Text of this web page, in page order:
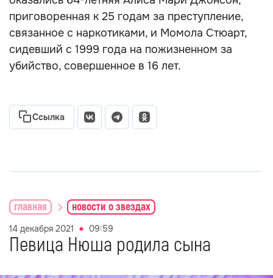
приговоренная к 25 годам за преступление,
связанное с наркотиками, и Момола Стюарт,
сидевший с 1999 года на пожизненном за
убийство, совершенное в 16 лет.
Ссылка
главная новости о звездах
14 декабря 2021 09:59
Певица Нюша родила сына